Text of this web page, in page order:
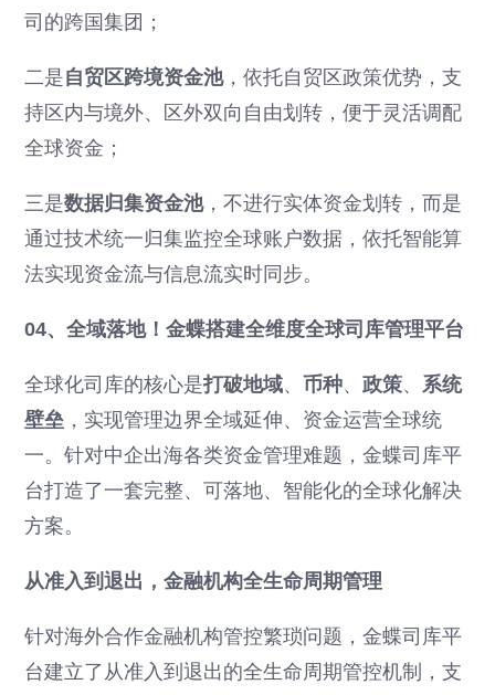
司的跨国集团；
二是自贸区跨境资金池，依托自贸区政策优势，支
持区内与境外、区外双向自由划转，便于灵活调配
全球资金；
三是数据归集资金池，不进行实体资金划转，而是
通过技术统一归集监控全球账户数据，依托智能算
法实现资金流与信息流实时同步。
04、全域落地！金蝶搭建全维度全球司库管理平台
全球化司库的核心是打破地域、币种、政策、 系统
壁垒 ，实现管理边界全域延伸、资金运营全球统
一。针对中企出海各类资金管理难题，金蝶司库平
台打造了一套完整、可落地、智能化的全球化解决
方案。
从准入到退出，金融机构全生命周期管理
针对海外合作金融机构管控繁琐问题，金蝶司库平
台建立了从准入到退出的全生命周期管控机制，支